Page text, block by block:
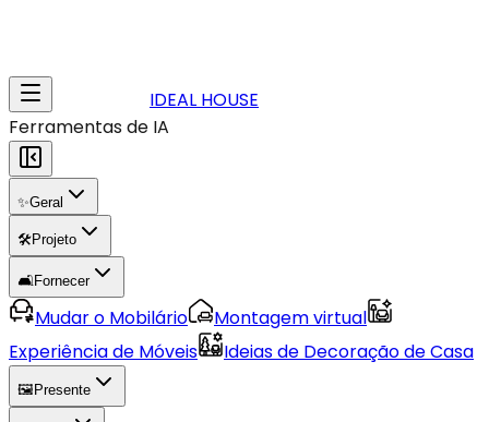
IDEAL HOUSE
Ferramentas de IA
✨Geral
🛠️Projeto
🛋️Fornecer
Mudar o Mobilário
Montagem virtual
Experiência de Móveis
Ideias de Decoração de Casa
🖼️ Presente